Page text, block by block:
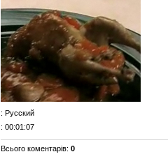
: Русский
: 00:01:07
Всього коментарів: 0